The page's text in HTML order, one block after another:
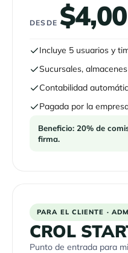
DESDE
Incluye 5 usuarios y
Sucursales,
Contabilidad
Pagada por la
Beneficio: 20% de
firma.
PARA EL CLIENTE ·
CROL
Punto de entrada para